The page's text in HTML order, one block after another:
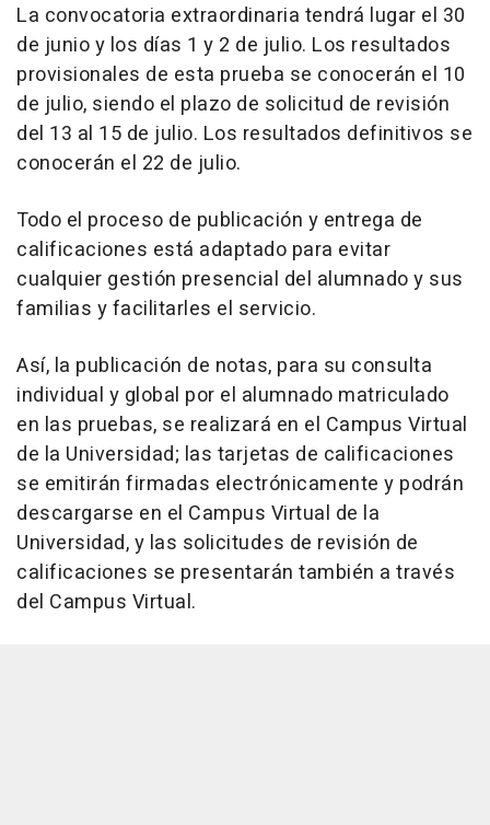
La convocatoria extraordinaria tendrá lugar el 30
de junio y los días 1 y 2 de julio. Los resultados
provisionales de esta prueba se conocerán el 10
de julio, siendo el plazo de solicitud de revisión
del 13 al 15 de julio. Los resultados definitivos se
conocerán el 22 de julio.
Todo el proceso de publicación y entrega de
calificaciones está adaptado para evitar
cualquier gestión presencial del alumnado y sus
familias y facilitarles el servicio.
Así, la publicación de notas, para su consulta
individual y global por el alumnado matriculado
en las pruebas, se realizará en el Campus Virtual
de la Universidad; las tarjetas de calificaciones
se emitirán firmadas electrónicamente y podrán
descargarse en el Campus Virtual de la
Universidad, y las solicitudes de revisión de
calificaciones se presentarán también a través
del Campus Virtual.